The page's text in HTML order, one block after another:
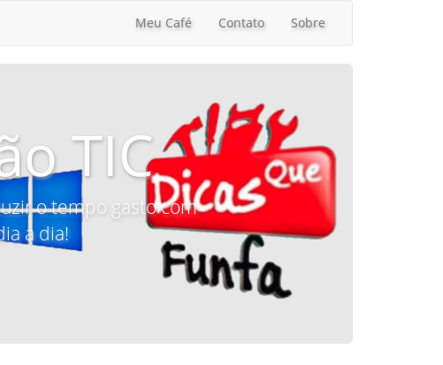
Meu Café Contato Sobre
TIC
o tempo gasto com
a dia!